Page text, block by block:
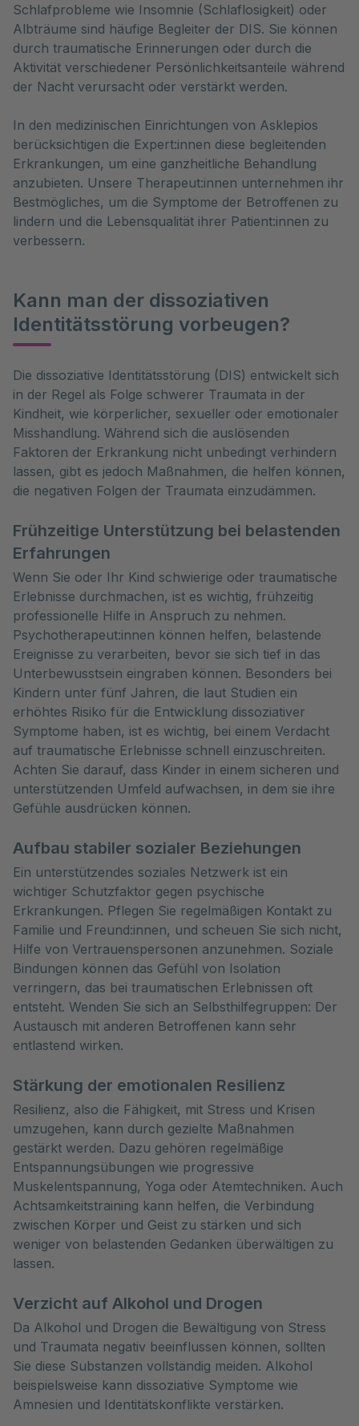
Schlafprobleme wie Insomnie (Schlaflosigkeit) oder
Albträume sind häufige Begleiter der DIS. Sie können
durch traumatische Erinnerungen oder durch die
Aktivität verschiedener Persönlichkeitsanteile während
der Nacht verursacht oder verstärkt werden.
In den medizinischen Einrichtungen von Asklepios
berücksichtigen die Expert:innen diese begleitenden
Erkrankungen, um eine ganzheitliche Behandlung
anzubieten. Unsere Therapeut:innen unternehmen ihr
Bestmögliches, um die Symptome der Betroffenen zu
lindern und die Lebensqualität ihrer Patient:innen zu
verbessern.
Kann man der dissoziativen
Identitätsstörung vorbeugen?
Die dissoziative Identitätsstörung (DIS) entwickelt sich
in der Regel als Folge schwerer Traumata in der
Kindheit, wie körperlicher, sexueller oder emotionaler
Misshandlung. Während sich die auslösenden
Faktoren der Erkrankung nicht unbedingt verhindern
lassen, gibt es jedoch Maßnahmen, die helfen können,
die negativen Folgen der Traumata einzudämmen.
Frühzeitige Unterstützung bei belastenden
Erfahrungen
Wenn Sie oder Ihr Kind schwierige oder traumatische
Erlebnisse durchmachen, ist es wichtig, frühzeitig
professionelle Hilfe in Anspruch zu nehmen.
Psychotherapeut:innen können helfen, belastende
Ereignisse zu verarbeiten, bevor sie sich tief in das
Unterbewusstsein eingraben können. Besonders bei
Kindern unter fünf Jahren, die laut Studien ein
erhöhtes Risiko für die Entwicklung dissoziativer
Symptome haben, ist es wichtig, bei einem Verdacht
auf traumatische Erlebnisse schnell einzuschreiten.
Achten Sie darauf, dass Kinder in einem sicheren und
unterstützenden Umfeld aufwachsen, in dem sie ihre
Gefühle ausdrücken können.
Aufbau stabiler sozialer Beziehungen
Ein unterstützendes soziales Netzwerk ist ein
wichtiger Schutzfaktor gegen psychische
Erkrankungen. Pflegen Sie regelmäßigen Kontakt zu
Familie und Freund:innen, und scheuen Sie sich nicht,
Hilfe von Vertrauenspersonen anzunehmen. Soziale
Bindungen können das Gefühl von Isolation
verringern, das bei traumatischen Erlebnissen oft
entsteht. Wenden Sie sich an Selbsthilfegruppen: Der
Austausch mit anderen Betroffenen kann sehr
entlastend wirken.
Stärkung der emotionalen Resilienz
Resilienz, also die Fähigkeit, mit Stress und Krisen
umzugehen, kann durch gezielte Maßnahmen
gestärkt werden. Dazu gehören regelmäßige
Entspannungsübungen wie progressive
Muskelentspannung, Yoga oder Atemtechniken. Auch
Achtsamkeitstraining kann helfen, die Verbindung
zwischen Körper und Geist zu stärken und sich
weniger von belastenden Gedanken überwältigen zu
lassen.
Verzicht auf Alkohol und Drogen
Da Alkohol und Drogen die Bewältigung von Stress
und Traumata negativ beeinflussen können, sollten
Sie diese Substanzen vollständig meiden. Alkohol
beispielsweise kann dissoziative Symptome wie
Amnesien und Identitätskonflikte verstärken.